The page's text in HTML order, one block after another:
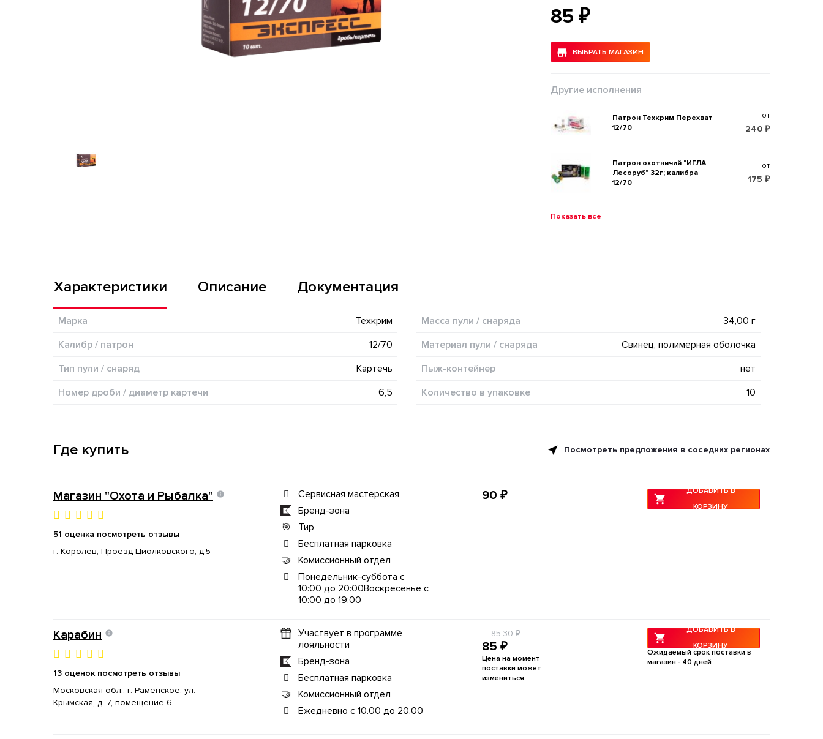
85 ₽
ВЫБРАТЬ МАГАЗИН
Другие исполнения
Патрон Техкрим Перехват
12/70
от
240 ₽
Патрон охотничий "ИГЛА
Лесоруб" 32г; калибра
12/70
от
175 ₽
Показать все
Характеристики Описание Документация
Марка
Техкрим
Калибр / патрон
12/70
Тип пули / cнаряд
Картечь
Номер дроби / диаметр картечи
6,5
Масса пули / снаряда
34,00 г
Материал пули / снаряда
Свинец, полимерная оболочка
Пыж-контейнер
нет
Количество в упаковке
10
Где купить Посмотреть предложения в соседних регионах
Магазин "Охота и Рыбалка"
51 оценка посмотреть отзывы
г. Королев, Проезд Циолковского, д.5
Сервисная мастерская
Бренд-зона
Тир
Бесплатная парковка
Комиссионный отдел
Понедельник-суббота с
10:00 до 20:00Воскресенье с
10:00 до 19:00
90 ₽
ДОБАВИТЬ В
КОРЗИНУ
Карабин
13 оценок посмотреть отзывы
Московская обл., г. Раменское, ул.
Крымская, д. 7, помещение 6
Участвует в программе
лояльности
Бренд-зона
Бесплатная парковка
Комиссионный отдел
Ежедневно с 10.00 до 20.00
85,30 ₽
85 ₽
Цена на момент
поставки может
измениться
ДОБАВИТЬ В
КОРЗИНУ
Ожидаемый срок поставки в
магазин - 40 дней